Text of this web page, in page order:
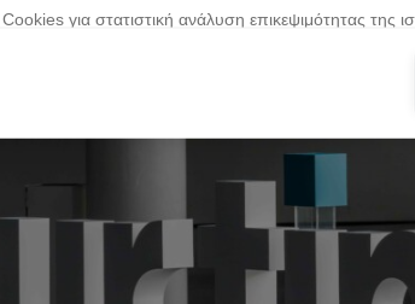
Cookies για στατιστική ανάλυση επικεψιμότητας της
Cookies για Marketing
στην επισκεψιμότητα του χρήστη με σκοπό να του
Τα cookies αυτής της κατηγορίας δεν έχουν